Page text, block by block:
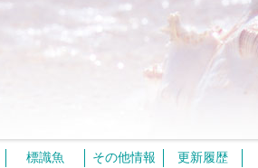
コ
ン
標識魚 その他情報 更新履歴